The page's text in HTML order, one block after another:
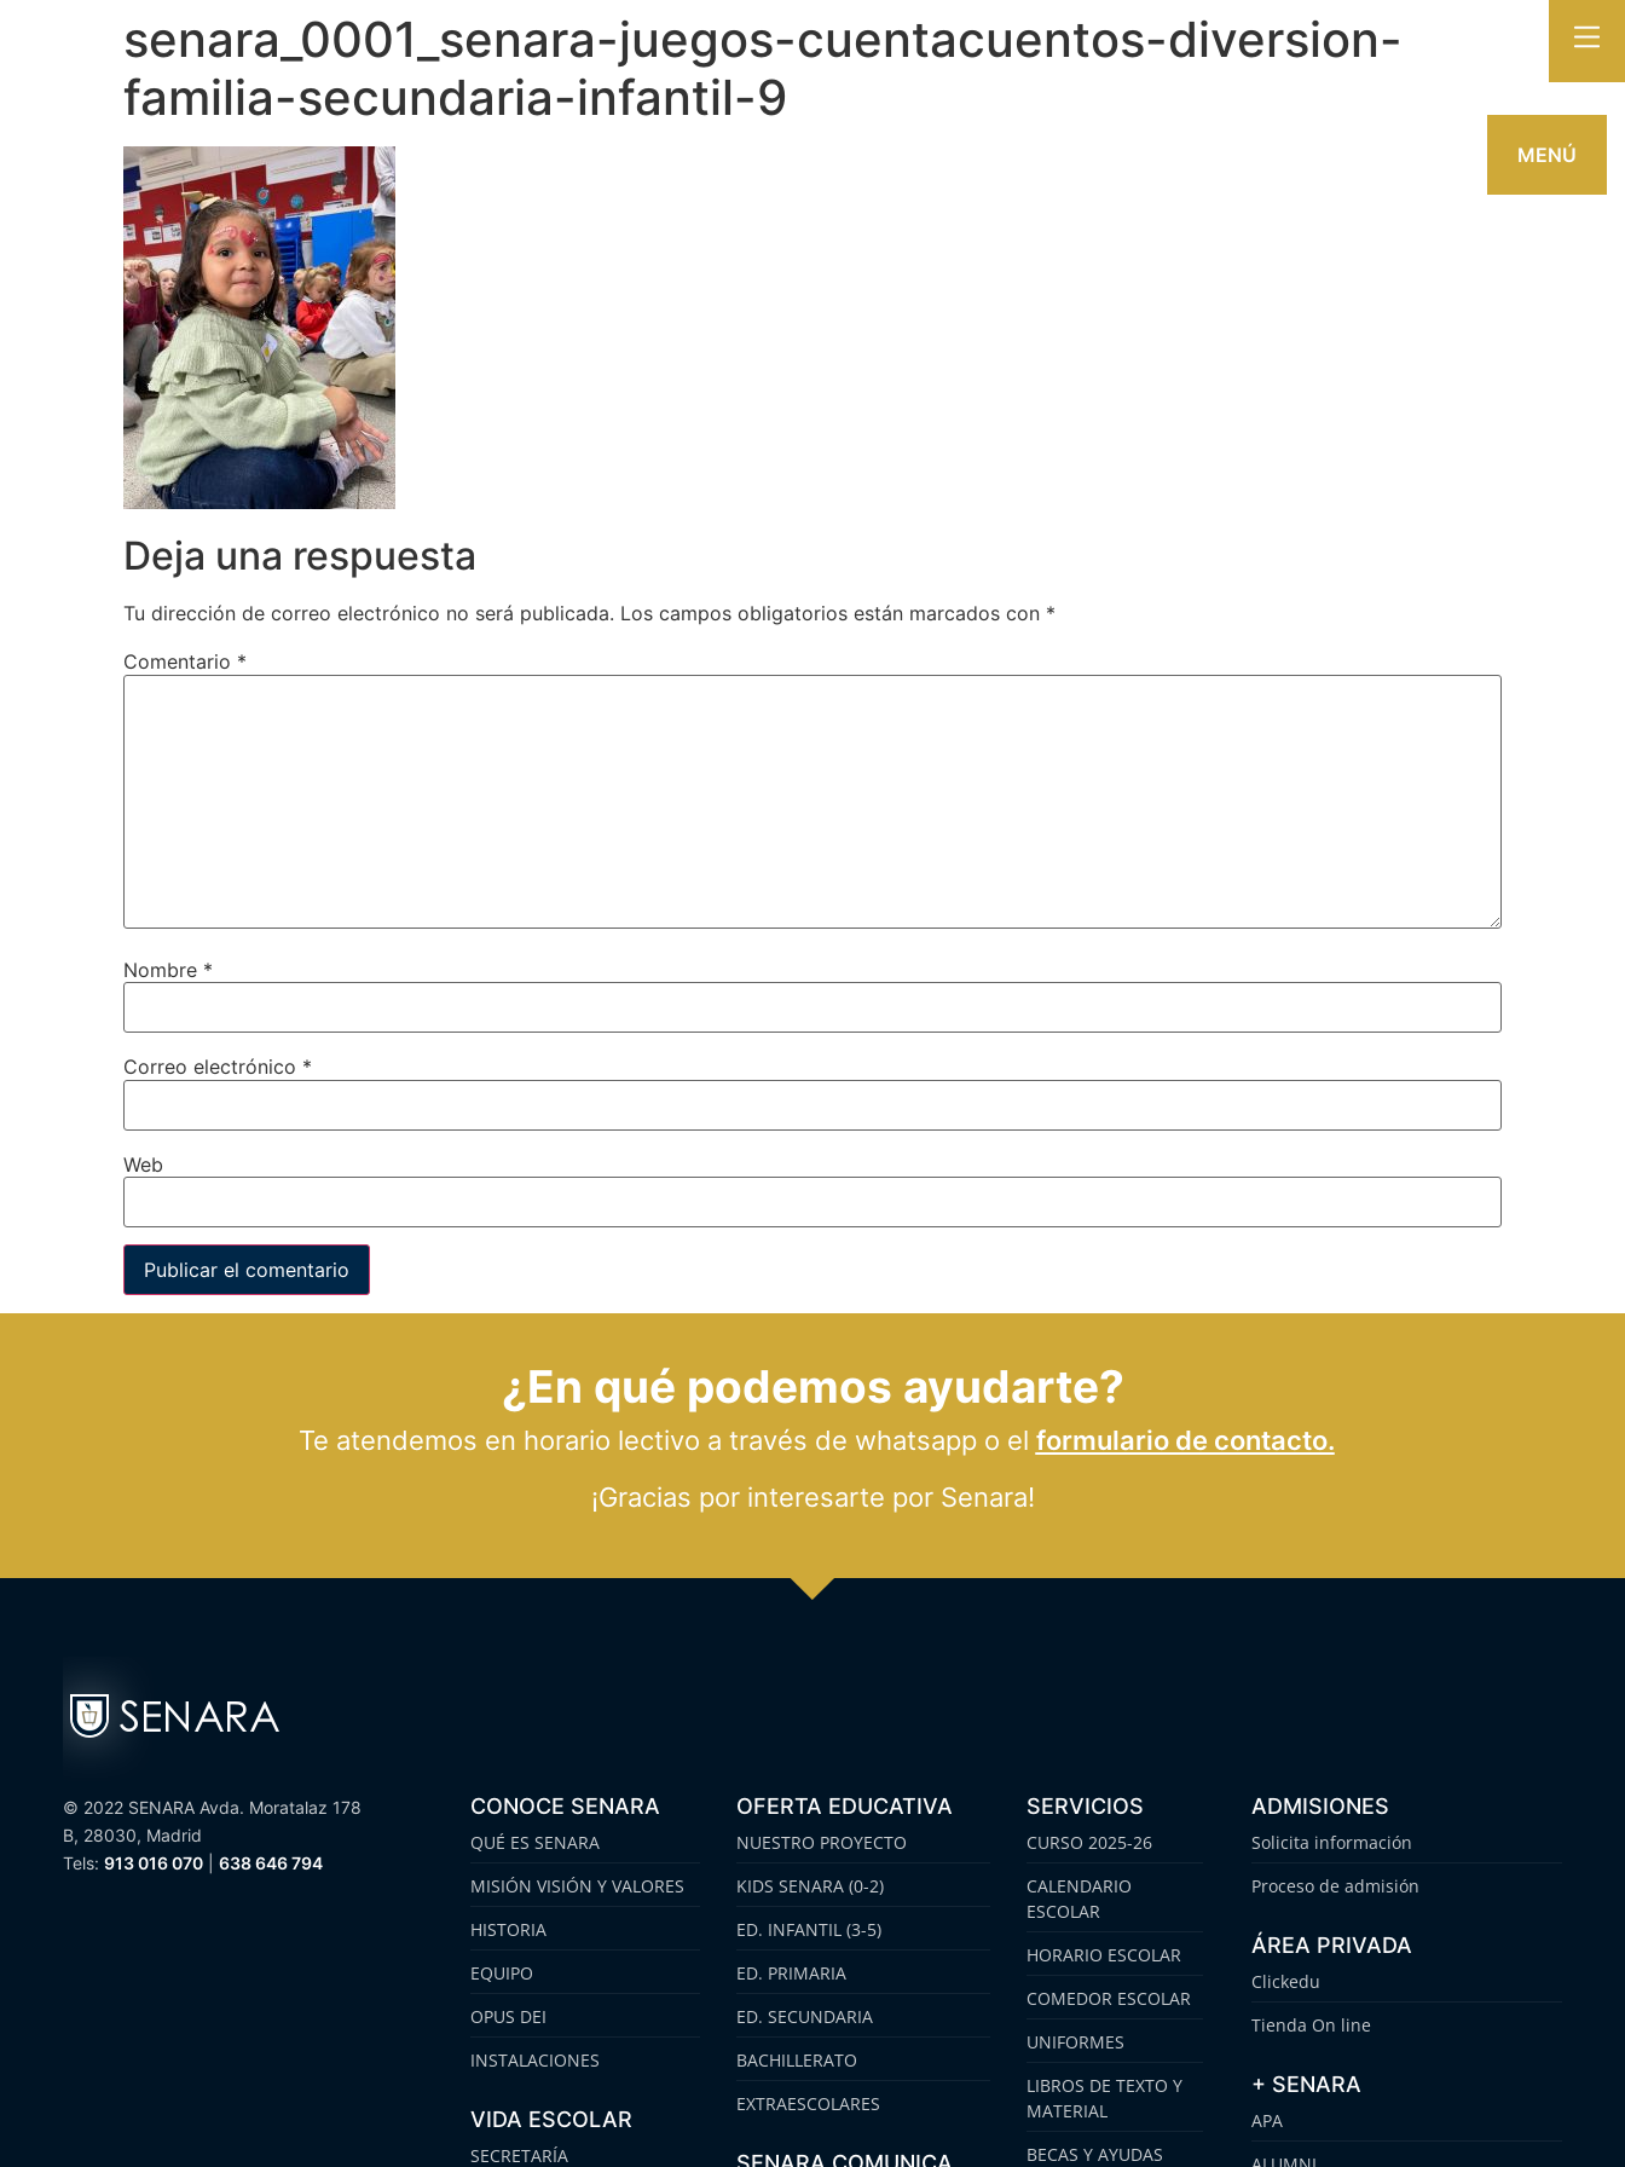
MENÚ
senara_0001_senara-juegos-cuentacuentos-diversion-
familia-secundaria-infantil-9
Deja una respuesta
Tu dirección de correo electrónico no será publicada. Los campos obligatorios están marcados con *
Comentario *
Nombre *
Correo electrónico *
Web
¿En qué podemos ayudarte?
Te atendemos en horario lectivo a través de whatsapp o el formulario de contacto.
¡Gracias por interesarte por Senara!
© 2022 SENARA Avda. Moratalaz 178
B, 28030, Madrid
Tels: 913 016 070 638 646 794
CONOCE SENARA
QUÉ ES SENARA
MISIÓN VISIÓN Y VALORES
HISTORIA
EQUIPO
OPUS DEI
INSTALACIONES
VIDA ESCOLAR
SECRETARÍA
OFERTA EDUCATIVA
NUESTRO PROYECTO
KIDS SENARA (0-2)
ED. INFANTIL (3-5)
ED. PRIMARIA
ED. SECUNDARIA
BACHILLERATO
EXTRAESCOLARES
SERVICIOS
CURSO 2025-26
CALENDARIO
ESCOLAR
HORARIO ESCOLAR
COMEDOR ESCOLAR
UNIFORMES
LIBROS DE TEXTO Y
MATERIAL
BECAS Y AYUDAS
ADMISIONES
Solicita información
Proceso de admisión
ÁREA PRIVADA
Clickedu
Tienda On line
+ SENARA
APA